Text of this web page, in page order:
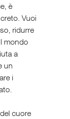
è
Vuoi
ridurre
mondo
a
un
i
cuore